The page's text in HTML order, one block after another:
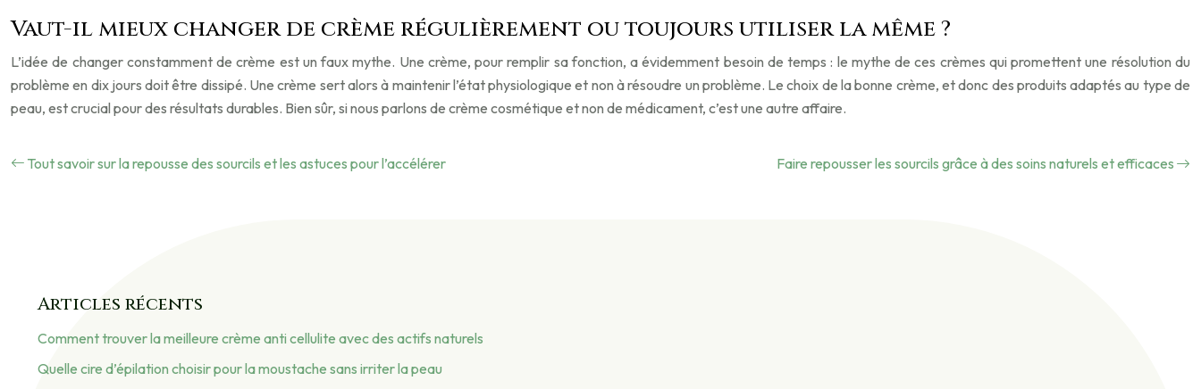
Vaut-il mieux changer de crème régulièrement ou toujours utiliser la même ?
L’idée de changer constamment de crème est un faux mythe. Une crème, pour remplir sa fonction, a évidemment besoin de temps : le mythe de ces crèmes qui promettent une résolution du
problème en dix jours doit être dissipé. Une crème sert alors à maintenir l’état physiologique et non à résoudre un problème. Le choix de la bonne crème, et donc des produits adaptés au type de
peau, est crucial pour des résultats durables. Bien sûr, si nous parlons de crème cosmétique et non de médicament, c’est une autre affaire.
Tout savoir sur la repousse des sourcils et les astuces pour l’accélérer Faire repousser les sourcils grâce à des soins naturels et efficaces
Articles récents
Comment trouver la meilleure crème anti cellulite avec des actifs naturels
Quelle cire d’épilation choisir pour la moustache sans irriter la peau